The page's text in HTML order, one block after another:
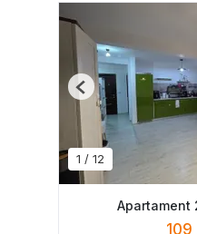
1 / 12
Previous
Apartament